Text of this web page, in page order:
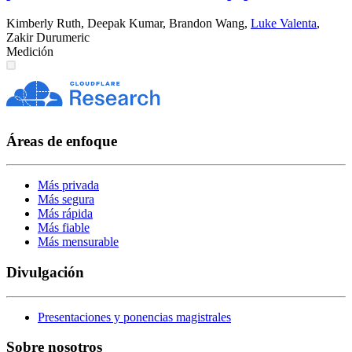
Kimberly Ruth, Deepak Kumar, Brandon Wang, Luke Valenta,
Zakir Durumeric
Medición
Áreas de enfoque
Más privada
Más segura
Más rápida
Más fiable
Más mensurable
Divulgación
Presentaciones y ponencias magistrales
Sobre nosotros